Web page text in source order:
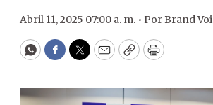
Abril 11, 2025 07:00 a. m. • PorBrand
WhatsApp
Facebook
Twitter
EmailCopyPrint